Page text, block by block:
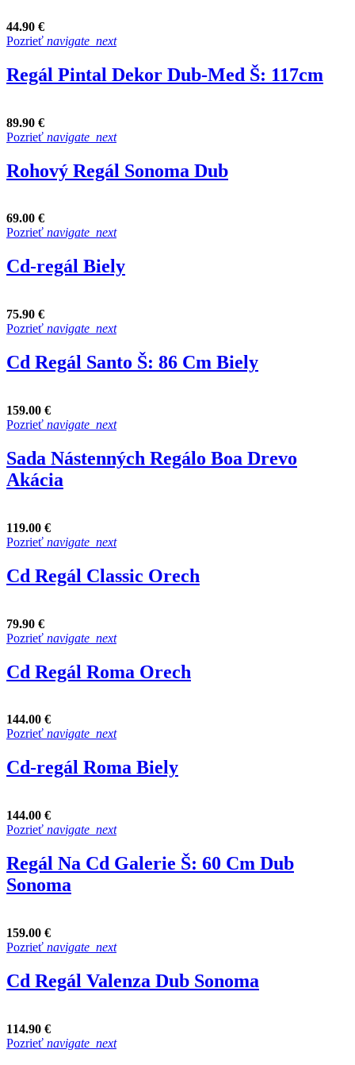
44.90 €
Pozrieť navigate_next
Regál Pintal Dekor Dub-Med Š: 117cm
89.90 €
Pozrieť navigate_next
Rohový Regál Sonoma Dub
69.00 €
Pozrieť navigate_next
Cd-regál Biely
75.90 €
Pozrieť navigate_next
Cd Regál Santo Š: 86 Cm Biely
159.00 €
Pozrieť navigate_next
Sada Nástenných Regálo Boa Drevo
Akácia
119.00 €
Pozrieť navigate_next
Cd Regál Classic Orech
79.90 €
Pozrieť navigate_next
Cd Regál Roma Orech
144.00 €
Pozrieť navigate_next
Cd-regál Roma Biely
144.00 €
Pozrieť navigate_next
Regál Na Cd Galerie Š: 60 Cm Dub
Sonoma
159.00 €
Pozrieť navigate_next
Cd Regál Valenza Dub Sonoma
114.90 €
Pozrieť navigate_next